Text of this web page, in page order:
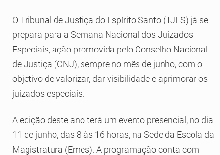
O Tribunal de Justiça do Espírito Santo (TJES) já se
prepara para a Semana Nacional dos Juizados
Especiais, ação promovida pelo Conselho Nacional
de Justiça (CNJ), sempre no mês de junho, com o
objetivo de valorizar, dar visibilidade e aprimorar os
juizados especiais.
A edição deste ano terá um evento presencial, no dia
11 de junho, das 8 às 16 horas, na Sede da Escola da
Magistratura (Emes). A programação conta com